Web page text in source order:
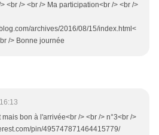
<br /> <br /> Ma participation<br /> <br />
archives/2016/08/15/index.html<
/> Bonne journée
bon à l'arrivée<br /> <br /> n°3<br />
pin/495747871464415779/